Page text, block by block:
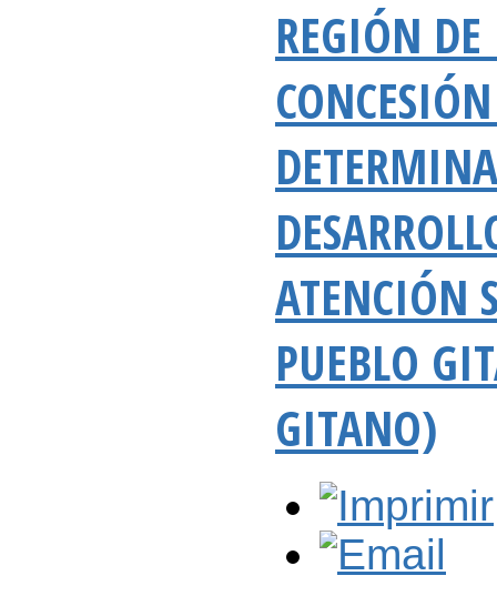
REGIÓN
ATENCIÓN
PUEBLO
GITANO)